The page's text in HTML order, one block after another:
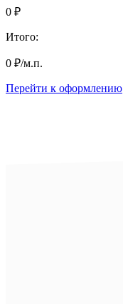
0 ₽
Итого:
0 ₽/м.п.
Перейти к оформлению